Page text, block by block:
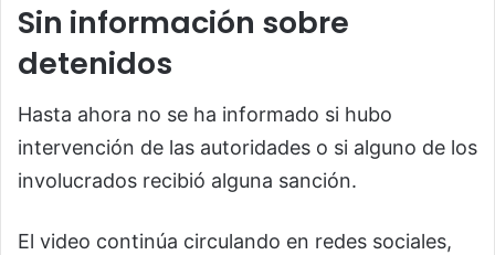
Sin información sobre
detenidos
Hasta ahora no se ha informado si hubo
intervención de las autoridades o si alguno de los
involucrados recibió alguna sanción.
El video continúa circulando en redes sociales,